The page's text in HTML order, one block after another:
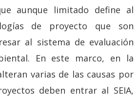
aunque limitado define al
de proyecto que son
al sistema de evaluación
En este marco, en la
varias de las causas por
deben entrar al SEIA,